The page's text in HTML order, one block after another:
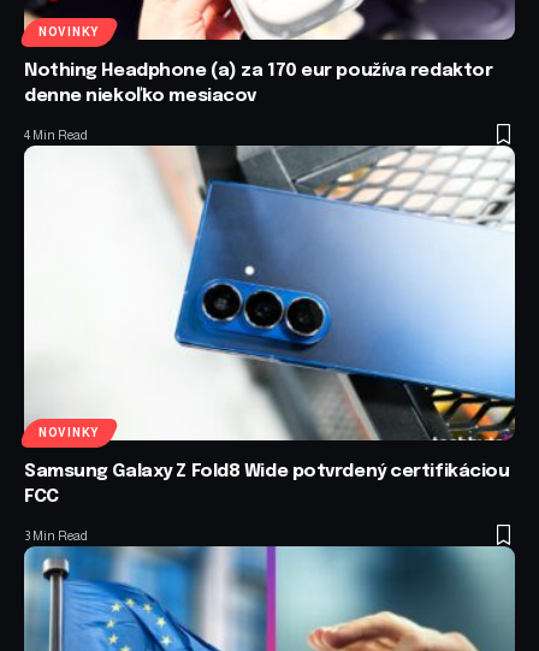
NOVINKY
Nothing Headphone (a) za 170 eur používa redaktor
denne niekoľko mesiacov
4 Min Read
NOVINKY
Samsung Galaxy Z Fold8 Wide potvrdený certifikáciou
FCC
3 Min Read